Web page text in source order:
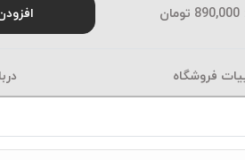
890,000 تومان
فروشگاه